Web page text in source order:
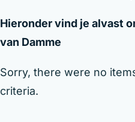
Hieronder vind je alvast
van Damme
Sorry, there were no
criteria.